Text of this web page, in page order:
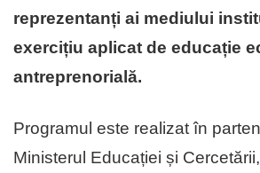
reprezentanți ai mediului
exercițiu aplicat de educație
antreprenorială.
Programul este realizat în
Ministerul Educației și